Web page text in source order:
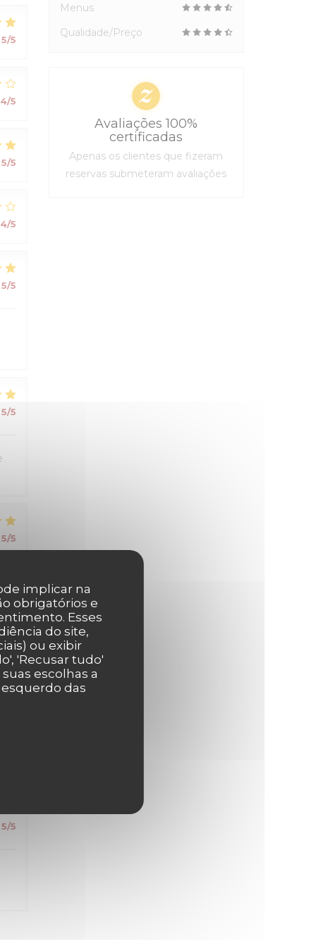
implicar na
obrigatórios e
Esses
do site,
ou exibir
'Recusar tudo'
escolhas a
das
5/5
4/5
5/5
4/5
5/5
5/5
5/5
5/5
Menus
Qualidade/Preço
Avaliações 100%
certificadas
Apenas os clientes que fizeram
reservas submeteram avaliações